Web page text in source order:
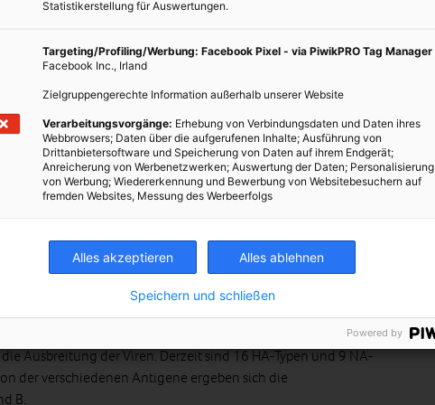
eine signifikante Rolle. Der Unterschied zwischen Typ A und B
Schweregrad der Erkrankung hervor. Während Typ B eher
verursacht, kommt es bei Typ A auch zu schweren bis
auf. A-Vieren können allerdings auch Säugetiere wie
vor allem Vogelarten (aviäre Influenza) infizieren. Eine
zu Mensch und andersherum ist dabei möglich.
und daher ähnlich aufgebaut: Sie bestehen im
einem einzelnen RNA-Strang, der die Erbinformationen
das Protein Hämagglutinin (HA) und das Protein
Virushülle ihre stachelige Struktur. Die Oberflächenproteine
Ausbreitung der Viren. Derzeit sind 16 HA-Typen und 9 NA-
der verschiedenen Antigene ergeben sich die
B.
Statistikerstellung für Auswertungen.
Targeting/Profiling/Werbung: Facebook Pixel - via PiwikPRO Tag Manager
Facebook Inc., Irland
Zielgruppengerechte Information außerhalb unserer Website
Verarbeitungsvorgänge: Erhebung von Verbindungsdaten und Daten ihres
Webbrowsers; Daten über die aufgerufenen Inhalte; Ausführung von
Drittanbietersoftware und Speicherung von Daten auf ihrem Endgerät;
Anreicherung von Werbenetzwerken; Auswertung der Daten; Personalisierung
von Werbung; Wiedererkennung und Bewerbung von Websitebesuchern auf
fremden Websites, Messung des Werbeerfolgs
Alles akzeptieren Alles ablehnen
Speichern und schließen
Powered by